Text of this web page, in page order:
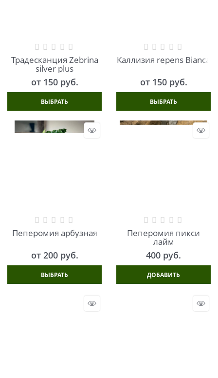
Традесканция Zebrina
silver plus
от 150 руб.
ВЫБРАТЬ
Каллизия repens Bianca
от 150 руб.
ВЫБРАТЬ
Пеперомия арбузная
от 200 руб.
ВЫБРАТЬ
Пеперомия пикси
лайм
400 руб.
ДОБАВИТЬ